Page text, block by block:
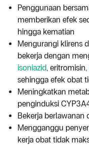
Penggunaan
memberikan efek
hingga kematian
Mengurangi klirens
bekerja dengan
isoniazid, eritromisin,
sehingga efek obat
Meningkatkan
penginduksi
Bekerja berlawanan
Mengganggu
kerja obat tidak